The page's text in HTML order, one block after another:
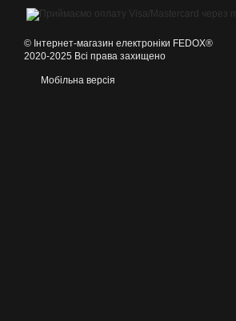
©️ Інтернет-магазин електроніки FEDOX®
2020-2025 Всі права захищено
Мобільна версія